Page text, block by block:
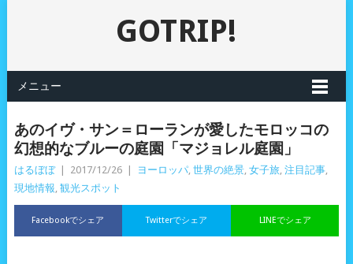
GOTRIP!
メニュー
あのイヴ・サン＝ローランが愛したモロッコの
幻想的なブルーの庭園「マジョレル庭園」
はるぼぼ 2017/12/26 ヨーロッパ, 世界の絶景, 女子旅, 注目記事,
現地情報, 観光スポット
Facebookでシェア LINEでシェア
Twitterでシェア